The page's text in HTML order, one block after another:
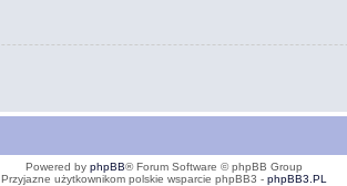
Powered by phpBB® Forum Software © phpBB Group
Przyjazne użytkownikom polskie wsparcie phpBB3 - phpBB3.PL